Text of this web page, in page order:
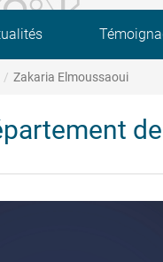
Zakaria Elmoussaoui